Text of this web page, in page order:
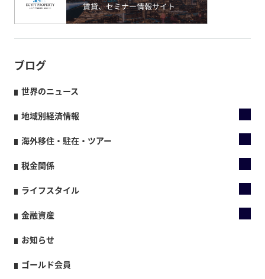
ブログ
世界のニュース
地域別経済情報
海外移住・駐在・ツアー
税金関係
ライフスタイル
金融資産
お知らせ
ゴールド会員